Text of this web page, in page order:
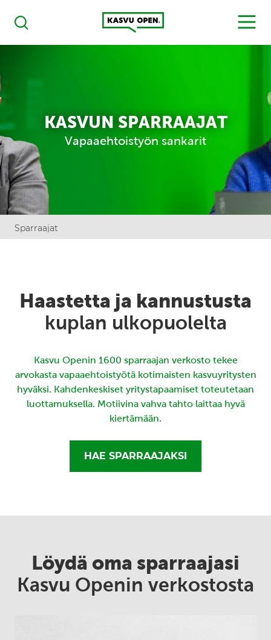
Haku
Kasvu Open
MENU
KASVUN SPARRAAJAT
Vapaaehtoistyön sankarit
Sparraajat
Haastetta ja kannustusta
kuplan ulkopuolelta
Kasvu Openin 1600 sparraajan verkosto tekee
arvokasta vapaaehtoistyötä kotimaisten kasvuyritysten
hyväksi. Kahdenkeskiset yritystapaamiset toteutetaan
luottamuksella. Motiivina vahva tahto laittaa hyvä
kiertämään.
HAE SPARRAAJAKSI
Löydä oma sparraajasi
Kasvu Openin verkostosta